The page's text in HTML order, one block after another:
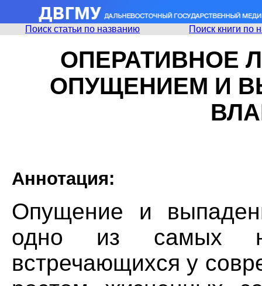
Поиск статьи по названию Поиск книги по
ОПЕРАТИВНОЕ
ОПУЩЕНИЕМ И
Аннотация:
Опущение и
одно из самых
встречающихся у